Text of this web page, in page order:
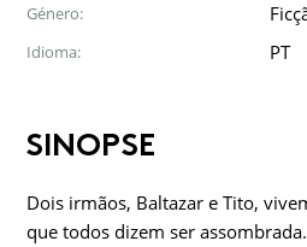
Género:
Idioma: PT
SINOPSE
Dois irmãos, Baltazar e Tito,
que todos dizem ser